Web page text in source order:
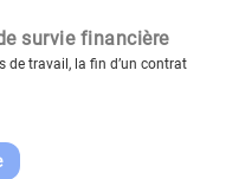
survie financière
de travail, la fin d’un contrat